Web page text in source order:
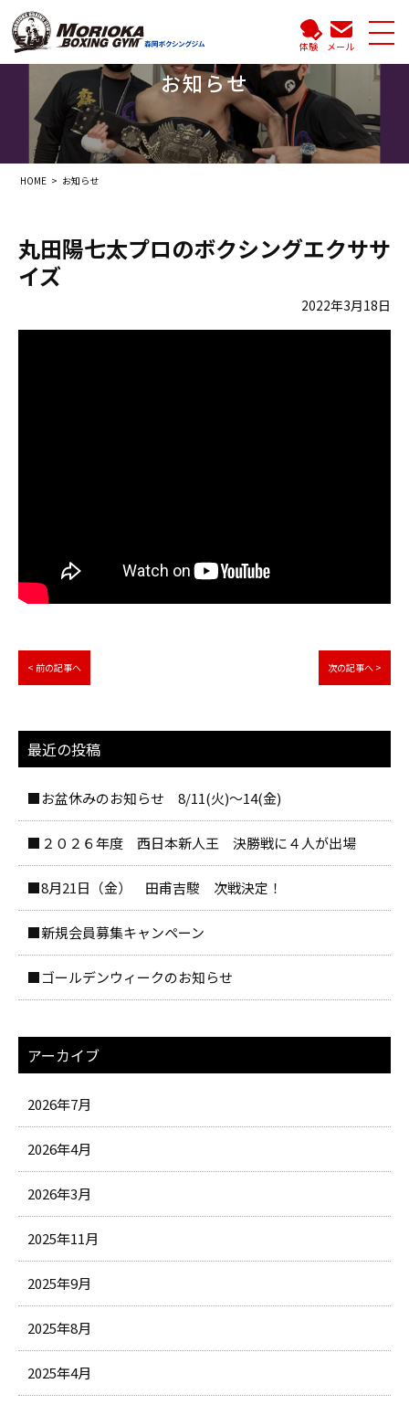
体験 メール
お知らせ
HOME お知らせ
丸田陽七太プロのボクシングエクササ
イズ
2022年3月18日
< 前の記事へ 次の記事へ >
最近の投稿
■お盆休みのお知らせ 8/11(火)～14(金)
■２０２６年度 西日本新人王 決勝戦に４人が出場
■8月21日（金） 田甫吉駿 次戦決定！
■新規会員募集キャンペーン
■ゴールデンウィークのお知らせ
アーカイブ
2026年7月
2026年4月
2026年3月
2025年11月
2025年9月
2025年8月
2025年4月